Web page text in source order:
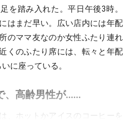
を踏み入れた。平日午後3時。
はまだ早い。広い店内には年配
のママ友なのか女性ふたり連れ
くのふたり席には、転々と年配
に座っている。
、高齢男性が……
、ホットかアイスのコーヒーを